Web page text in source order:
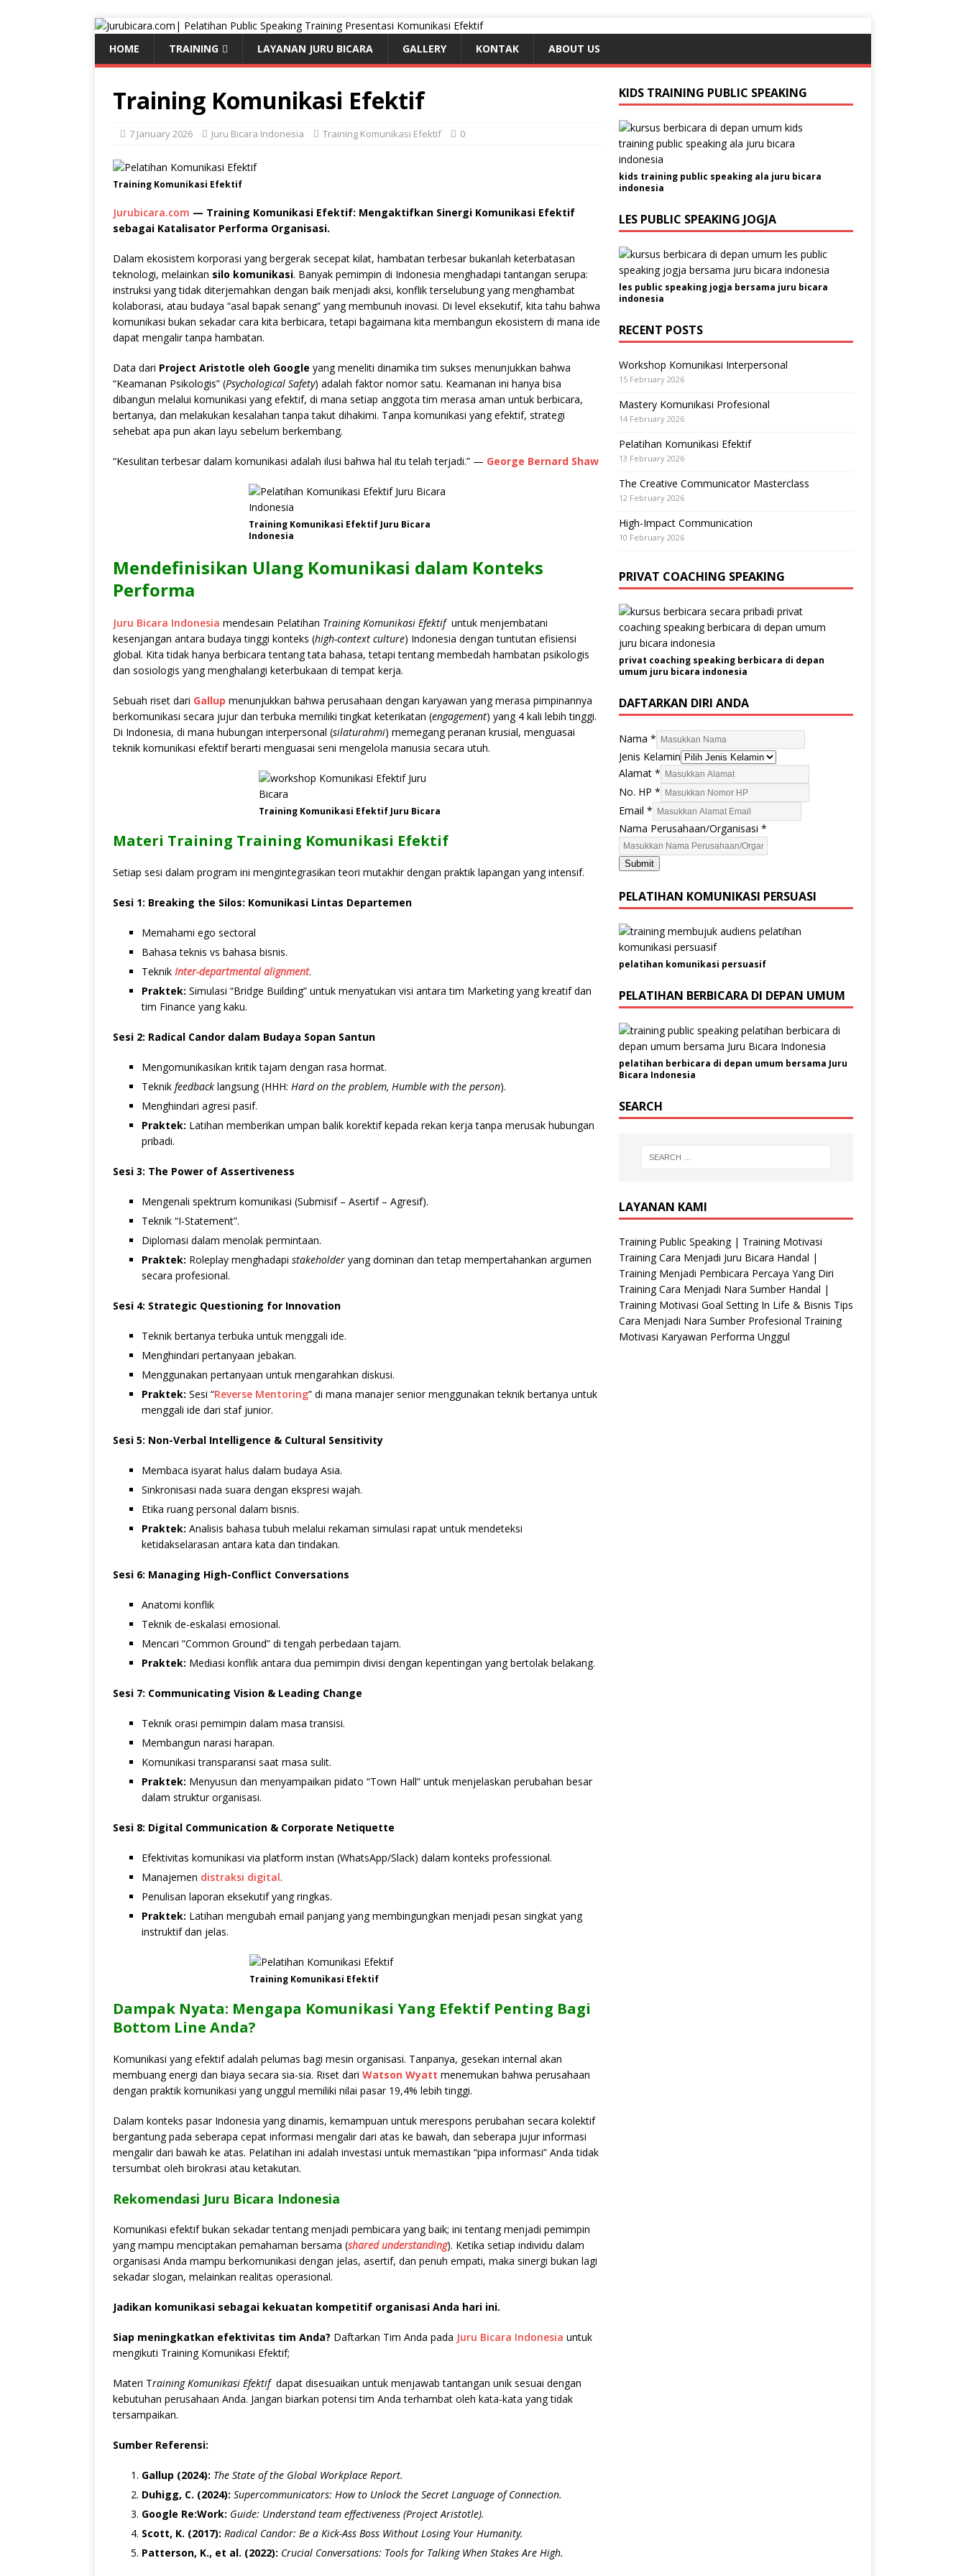
HOME TRAINING LAYANAN JURU BICARA GALLERY KONTAK ABOUT US
Training Komunikasi Efektif
7 January 2026 Juru Bicara Indonesia Training Komunikasi Efektif 0
Training Komunikasi Efektif
Jurubicara.com — Training Komunikasi Efektif: Mengaktifkan Sinergi Komunikasi Efektif
sebagai Katalisator Performa Organisasi.
Dalam ekosistem korporasi yang bergerak secepat kilat, hambatan terbesar bukanlah keterbatasan
teknologi, melainkan silo komunikasi. Banyak pemimpin di Indonesia menghadapi tantangan serupa:
instruksi yang tidak diterjemahkan dengan baik menjadi aksi, konflik terselubung yang menghambat
kolaborasi, atau budaya “asal bapak senang” yang membunuh inovasi. Di level eksekutif, kita tahu bahwa
komunikasi bukan sekadar cara kita berbicara, tetapi bagaimana kita membangun ekosistem di mana ide
dapat mengalir tanpa hambatan.
Data dari Project Aristotle oleh Google yang meneliti dinamika tim sukses menunjukkan bahwa
“Keamanan Psikologis” (Psychological Safety) adalah faktor nomor satu. Keamanan ini hanya bisa
dibangun melalui komunikasi yang efektif, di mana setiap anggota tim merasa aman untuk berbicara,
bertanya, dan melakukan kesalahan tanpa takut dihakimi. Tanpa komunikasi yang efektif, strategi
sehebat apa pun akan layu sebelum berkembang.
“Kesulitan terbesar dalam komunikasi adalah ilusi bahwa hal itu telah terjadi.” — George Bernard Shaw
Training Komunikasi Efektif Juru Bicara
Indonesia
Mendefinisikan Ulang Komunikasi dalam Konteks
Performa
Juru Bicara Indonesia mendesain Pelatihan Training Komunikasi Efektifuntuk menjembatani
kesenjangan antara budaya tinggi konteks (high-context culture) Indonesia dengan tuntutan efisiensi
global. Kita tidak hanya berbicara tentang tata bahasa, tetapi tentang membedah hambatan psikologis
dan sosiologis yang menghalangi keterbukaan di tempat kerja.
Sebuah riset dari Gallup menunjukkan bahwa perusahaan dengan karyawan yang merasa pimpinannya
berkomunikasi secara jujur dan terbuka memiliki tingkat keterikatan (engagement) yang 4 kali lebih tinggi.
Di Indonesia, di mana hubungan interpersonal (silaturahmi) memegang peranan krusial, menguasai
teknik komunikasi efektif berarti menguasai seni mengelola manusia secara utuh.
Training Komunikasi Efektif Juru Bicara
Materi Training Training Komunikasi Efektif
Setiap sesi dalam program ini mengintegrasikan teori mutakhir dengan praktik lapangan yang intensif.
Sesi 1: Breaking the Silos: Komunikasi Lintas Departemen
Memahami ego sectoral
Bahasa teknis vs bahasa bisnis.
Teknik Inter-departmental alignment.
Praktek: Simulasi “Bridge Building” untuk menyatukan visi antara tim Marketing yang kreatif dan
tim Finance yang kaku.
Sesi 2: Radical Candor dalam Budaya Sopan Santun
Mengomunikasikan kritik tajam dengan rasa hormat.
Teknik feedback langsung (HHH: Hard on the problem, Humble with the person).
Menghindari agresi pasif.
Praktek: Latihan memberikan umpan balik korektif kepada rekan kerja tanpa merusak hubungan
pribadi.
Sesi 3: The Power of Assertiveness
Mengenali spektrum komunikasi (Submisif – Asertif – Agresif).
Teknik “I-Statement”.
Diplomasi dalam menolak permintaan.
Praktek: Roleplay menghadapi stakeholder yang dominan dan tetap mempertahankan argumen
secara profesional.
Sesi 4: Strategic Questioning for Innovation
Teknik bertanya terbuka untuk menggali ide.
Menghindari pertanyaan jebakan.
Menggunakan pertanyaan untuk mengarahkan diskusi.
Praktek: Sesi “Reverse Mentoring” di mana manajer senior menggunakan teknik bertanya untuk
menggali ide dari staf junior.
Sesi 5: Non-Verbal Intelligence & Cultural Sensitivity
Membaca isyarat halus dalam budaya Asia.
Sinkronisasi nada suara dengan ekspresi wajah.
Etika ruang personal dalam bisnis.
Praktek: Analisis bahasa tubuh melalui rekaman simulasi rapat untuk mendeteksi
ketidakselarasan antara kata dan tindakan.
Sesi 6: Managing High-Conflict Conversations
Anatomi konflik
Teknik de-eskalasi emosional.
Mencari “Common Ground” di tengah perbedaan tajam.
Praktek: Mediasi konflik antara dua pemimpin divisi dengan kepentingan yang bertolak belakang.
Sesi 7: Communicating Vision & Leading Change
Teknik orasi pemimpin dalam masa transisi.
Membangun narasi harapan.
Komunikasi transparansi saat masa sulit.
Praktek: Menyusun dan menyampaikan pidato “Town Hall” untuk menjelaskan perubahan besar
dalam struktur organisasi.
Sesi 8: Digital Communication & Corporate Netiquette
Efektivitas komunikasi via platform instan (WhatsApp/Slack) dalam konteks professional.
Manajemen distraksi digital.
Penulisan laporan eksekutif yang ringkas.
Praktek: Latihan mengubah email panjang yang membingungkan menjadi pesan singkat yang
instruktif dan jelas.
Training Komunikasi Efektif
Dampak Nyata: Mengapa Komunikasi Yang Efektif Penting Bagi
Bottom Line Anda?
Komunikasi yang efektif adalah pelumas bagi mesin organisasi. Tanpanya, gesekan internal akan
membuang energi dan biaya secara sia-sia. Riset dari Watson Wyatt menemukan bahwa perusahaan
dengan praktik komunikasi yang unggul memiliki nilai pasar 19,4% lebih tinggi.
Dalam konteks pasar Indonesia yang dinamis, kemampuan untuk merespons perubahan secara kolektif
bergantung pada seberapa cepat informasi mengalir dari atas ke bawah, dan seberapa jujur informasi
mengalir dari bawah ke atas. Pelatihan ini adalah investasi untuk memastikan “pipa informasi” Anda tidak
tersumbat oleh birokrasi atau ketakutan.
Rekomendasi Juru Bicara Indonesia
Komunikasi efektif bukan sekadar tentang menjadi pembicara yang baik; ini tentang menjadi pemimpin
yang mampu menciptakan pemahaman bersama (shared understanding). Ketika setiap individu dalam
organisasi Anda mampu berkomunikasi dengan jelas, asertif, dan penuh empati, maka sinergi bukan lagi
sekadar slogan, melainkan realitas operasional.
Jadikan komunikasi sebagai kekuatan kompetitif organisasi Anda hari ini.
Siap meningkatkan efektivitas tim Anda? Daftarkan Tim Anda pada Juru Bicara Indonesia untuk
mengikuti Training Komunikasi Efektif;
Materi Training Komunikasi Efektifdapat disesuaikan untuk menjawab tantangan unik sesuai dengan
kebutuhan perusahaan Anda. Jangan biarkan potensi tim Anda terhambat oleh kata-kata yang tidak
tersampaikan.
Sumber Referensi:
Gallup (2024): The State of the Global Workplace Report.
Duhigg, C. (2024): Supercommunicators: How to Unlock the Secret Language of Connection.
Google Re:Work: Guide: Understand team effectiveness (Project Aristotle).
Scott, K. (2017): Radical Candor: Be a Kick-Ass Boss Without Losing Your Humanity.
Patterson, K., et al. (2022): Crucial Conversations: Tools for Talking When Stakes Are High.
KIDS TRAINING PUBLIC SPEAKING
kids training public speaking ala juru bicara
indonesia
LES PUBLIC SPEAKING JOGJA
les public speaking jogja bersama juru bicara
indonesia
RECENT POSTS
Workshop Komunikasi Interpersonal
15 February 2026
Mastery Komunikasi Profesional
14 February 2026
Pelatihan Komunikasi Efektif
13 February 2026
The Creative Communicator Masterclass
12 February 2026
High-Impact Communication
10 February 2026
PRIVAT COACHING SPEAKING
privat coaching speaking berbicara di depan
umum juru bicara indonesia
DAFTARKAN DIRI ANDA
Nama *
Jenis Kelamin
Alamat *
No. HP *
N
o
.
N
a
m
a
H
P
Email *
Nama Perusahaan/Organisasi *
Submit
PELATIHAN KOMUNIKASI PERSUASI
pelatihan komunikasi persuasif
PELATIHAN BERBICARA DI DEPAN UMUM
pelatihan berbicara di depan umum bersama Juru
Bicara Indonesia
SEARCH
LAYANAN KAMI
Training Public Speaking | Training Motivasi
Training Cara Menjadi Juru Bicara Handal |
Training Menjadi Pembicara Percaya Yang Diri
Training Cara Menjadi Nara Sumber Handal |
Training Motivasi Goal Setting In Life & Bisnis Tips
Cara Menjadi Nara Sumber Profesional Training
Motivasi Karyawan Performa Unggul